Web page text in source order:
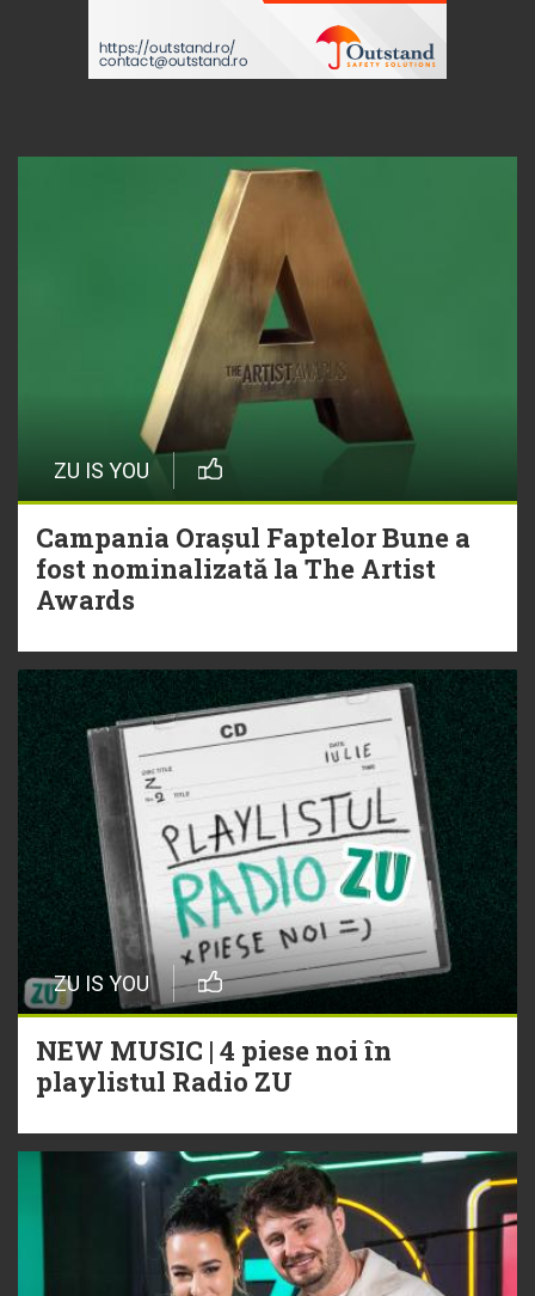
ZU IS YOU
Campania Orașul Faptelor Bune a
fost nominalizată la The Artist
Awards
ZU IS YOU
NEW MUSIC | 4 piese noi în
playlistul Radio ZU